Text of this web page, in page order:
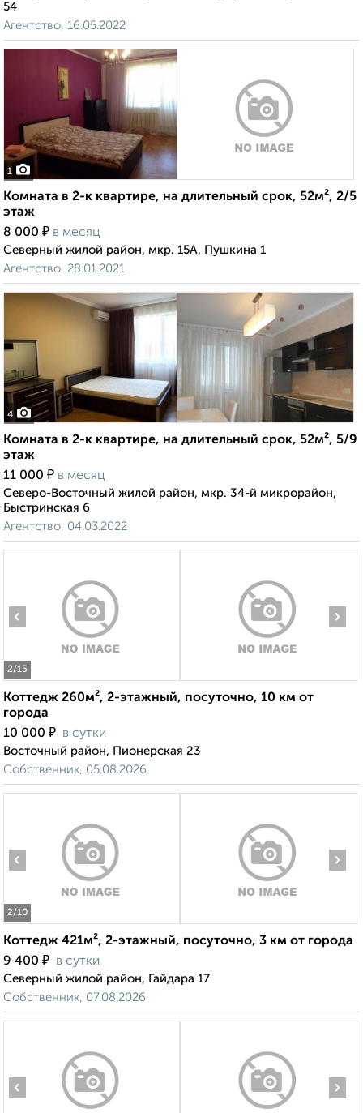
54
Агентство, 16.05.2022
1
Комната в 2-к квартире, на длительный срок, 52м², 2/5
этаж
8 000 ₽ в месяц
Северный жилой район, мкр. 15А, Пушкина 1
Агентство, 28.01.2021
4
Комната в 2-к квартире, на длительный срок, 52м², 5/9
этаж
11 000 ₽ в месяц
Северо-Восточный жилой район, мкр. 34-й микрорайон,
Быстринская 6
Агентство, 04.03.2022
2/15
‹ ›
Коттедж 260м², 2-этажный, посуточно, 10 км от
города
10 000 ₽ в сутки
Восточный район, Пионерская 23
Собственник, 05.08.2026
2/10
‹ ›
Коттедж 421м², 2-этажный, посуточно, 3 км от города
9 400 ₽ в сутки
Северный жилой район, Гайдара 17
Собственник, 07.08.2026
‹ ›